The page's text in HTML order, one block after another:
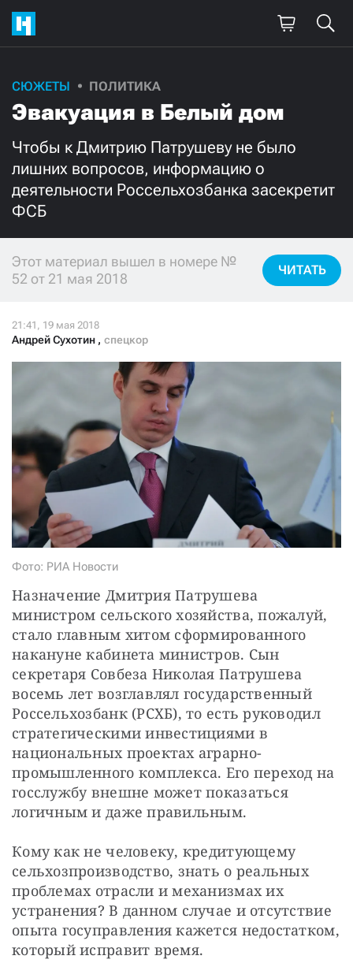
СЮЖЕТЫ ПОЛИТИКА
Эвакуация в Белый дом
Чтобы к Дмитрию Патрушеву не было
лишних вопросов, информацию о
деятельности Россельхозбанка засекретит
ФСБ
Этот материал вышел в номере №
52 от 21 мая 2018
ЧИТАТЬ
Андрей Сухотин , спецкор
Фото: РИА Новости
Назначение Дмитрия Патрушева
министром сельского хозяйства, пожалуй,
стало главным хитом сформированного
накануне кабинета министров. Сын
секретаря Совбеза Николая Патрушева
восемь лет возглавлял государственный
Россельхозбанк (РСХБ), то есть руководил
стратегическими инвестициями в
национальных проектах аграрно-
промышленного комплекса. Его переход на
госслужбу внешне может показаться
логичным и даже правильным.
Кому как не человеку, кредитующему
сельхозпроизводство, знать о реальных
проблемах отрасли и механизмах их
устранения? В данном случае и отсутствие
опыта госуправления кажется недостатком,
который исправит время.
Поддержите
нашу работу!
Ежемесячно Разово
3000 1000
500 300
Нажимая кнопку «Стать соучастником»,
я принимаю условия и подтверждаю свое гражданство РФ
СТАТЬ СОУЧАСТНИКОМ
ПОДЕЛИТЬСЯ С ДРУЗЬЯМИ
Если у вас есть вопросы, пишите
звоните:
+7 (929) 612-03-68